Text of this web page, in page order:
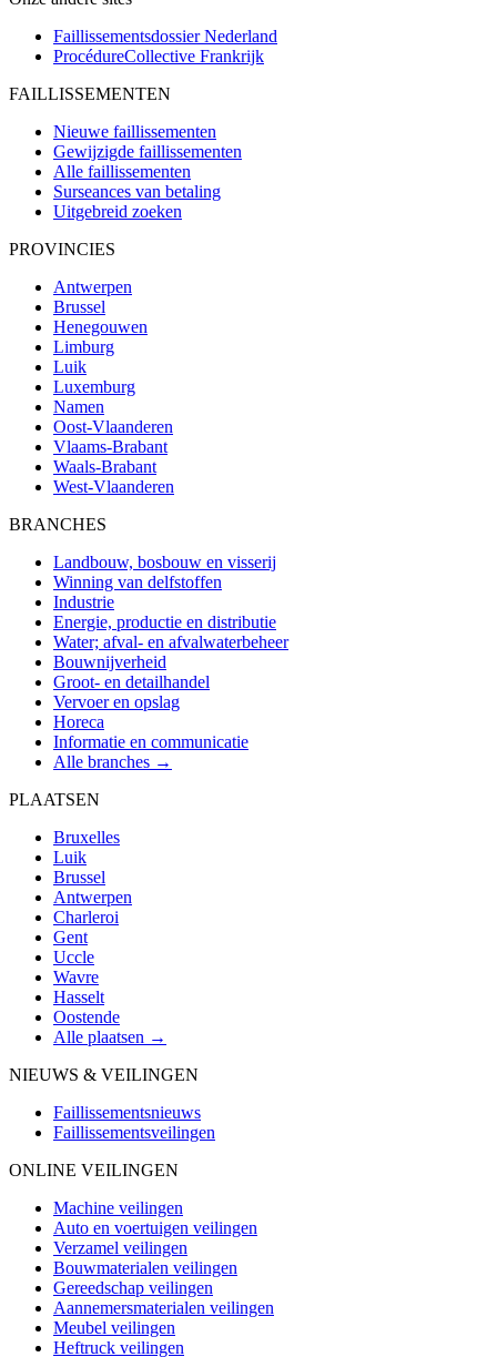
Faillissementsdossier Nederland
ProcédureCollective Frankrijk
FAILLISSEMENTEN
Nieuwe faillissementen
Gewijzigde faillissementen
Alle faillissementen
Surseances van betaling
Uitgebreid zoeken
PROVINCIES
Antwerpen
Brussel
Henegouwen
Limburg
Luik
Luxemburg
Namen
Oost-Vlaanderen
Vlaams-Brabant
Waals-Brabant
West-Vlaanderen
BRANCHES
Landbouw, bosbouw en visserij
Winning van delfstoffen
Industrie
Energie, productie en distributie
Water; afval- en afvalwaterbeheer
Bouwnijverheid
Groot- en detailhandel
Vervoer en opslag
Horeca
Informatie en communicatie
Alle branches →
PLAATSEN
Bruxelles
Luik
Brussel
Antwerpen
Charleroi
Gent
Uccle
Wavre
Hasselt
Oostende
Alle plaatsen →
NIEUWS & VEILINGEN
Faillissementsnieuws
Faillissementsveilingen
ONLINE VEILINGEN
Machine veilingen
Auto en voertuigen veilingen
Verzamel veilingen
Bouwmaterialen veilingen
Gereedschap veilingen
Aannemersmaterialen veilingen
Meubel veilingen
Heftruck veilingen